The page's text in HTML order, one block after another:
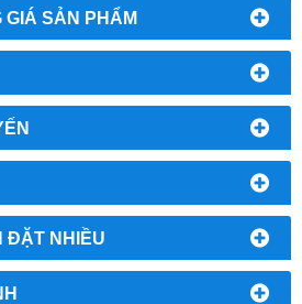
GIÁ SẢN PHẨM
ĐẶT NHIỀU